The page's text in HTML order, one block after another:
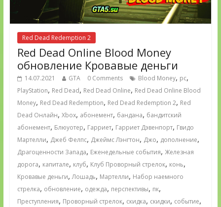
Red Dead Redemption 2
Red Dead Online Blood Money
обновление Кровавые деньги
14.07.2021 GTA 0 Comments Blood Money, pc,
PlayStation, Red Dead, Red Dead Online, Red Dead Online Blood
Money, Red Dead Redemption, Red Dead Redemption 2, Red
Dead Онлайн, Xbox, абонемент, бандана, бандитский
абонемент, Блюуотер, Гарриет, Гарриет Дэвенпорт, Гвидо
Мартелли, Джеб Фелпс, Джеймс Лэнгтон, Джо, дополнение,
Драгоценности Запада, Еженедельные события, Железная
дорога, капитале, клуб, Клуб Проворный стрелок, конь,
Кровавые деньги,Лошадь, Мартелли, Набор наемного
стрелка, обновление, одежда, перспективы, пк,
Преступления, Проворный стрелок, скидка, скидки, событие,